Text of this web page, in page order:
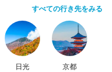
すべての行き先をみる
日光 京都